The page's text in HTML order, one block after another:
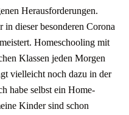
Herausforderungen.
in dieser besonderen Corona
Homeschooling mit
Klassen jeden Morgen
vielleicht noch dazu in der
habe selbst ein Home-
Kinder sind schon